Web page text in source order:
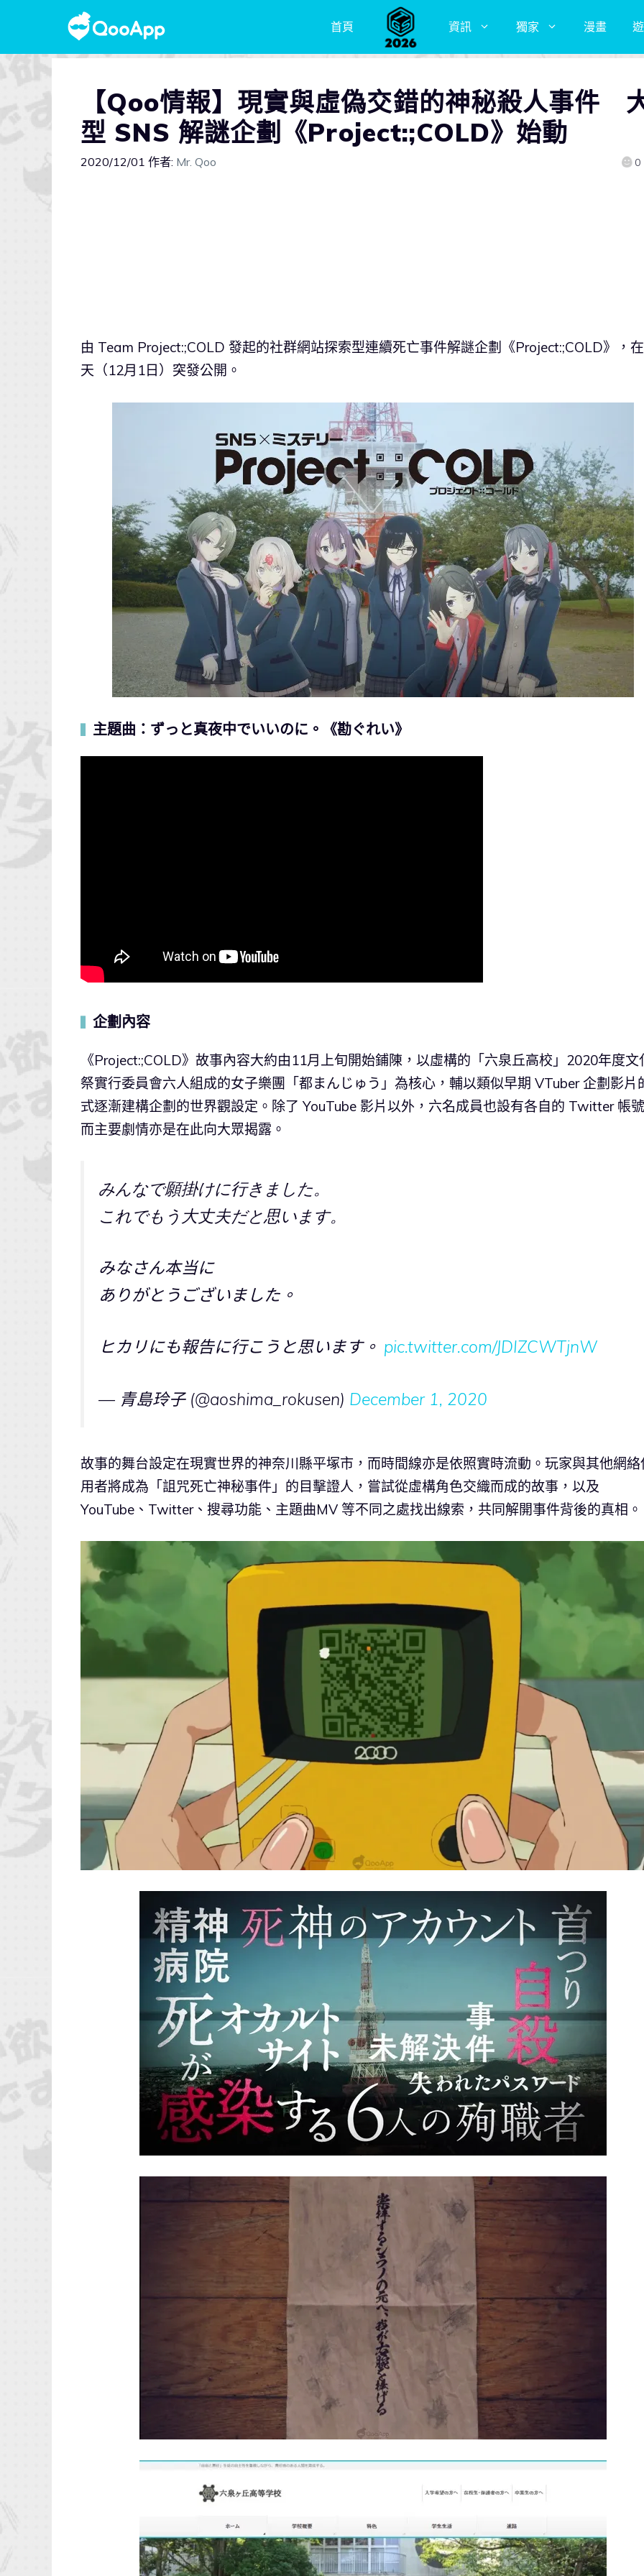
首頁 資訊 獨家 漫畫
【Qoo情報】現實與虛偽交錯的神秘殺人事件
型 SNS 解謎企劃《Project:;COLD》始動
2020/12/01 作者: Mr. Qoo 0
由 Team Project:;COLD 發起的社群網站探索型連續死亡事件解謎企劃《Project:;COLD》，
天（12月1日）突發公開。
主題曲：ずっと真夜中でいいのに。《勘ぐれい》
企劃內容
《Project:;COLD》故事內容大約由11月上旬開始鋪陳，以虛構的「六泉丘高校」2020年度文
祭實行委員會六人組成的女子樂團「都まんじゅう」為核心，輔以類似早期 VTuber 企劃影片
式逐漸建構企劃的世界觀設定。除了 YouTube 影片以外，六名成員也設有各自的 Twitter 帳
而主要劇情亦是在此向大眾揭露。
みんなで願掛けに行きました。
これでもう大丈夫だと思います。
みなさん本当に
ありがとうございました。
ヒカリにも報告に行こうと思います。 pic.twitter.com/JDIZCWTjnW
— 青島玲子 (@aoshima_rokusen) December 1, 2020
故事的舞台設定在現實世界的神奈川縣平塚市，而時間線亦是依照實時流動。玩家與其他網絡
用者將成為「詛咒死亡神秘事件」的目擊證人，嘗試從虛構角色交織而成的故事，以及
YouTube、Twitter、搜尋功能、主題曲MV 等不同之處找出線索，共同解開事件背後的真相。